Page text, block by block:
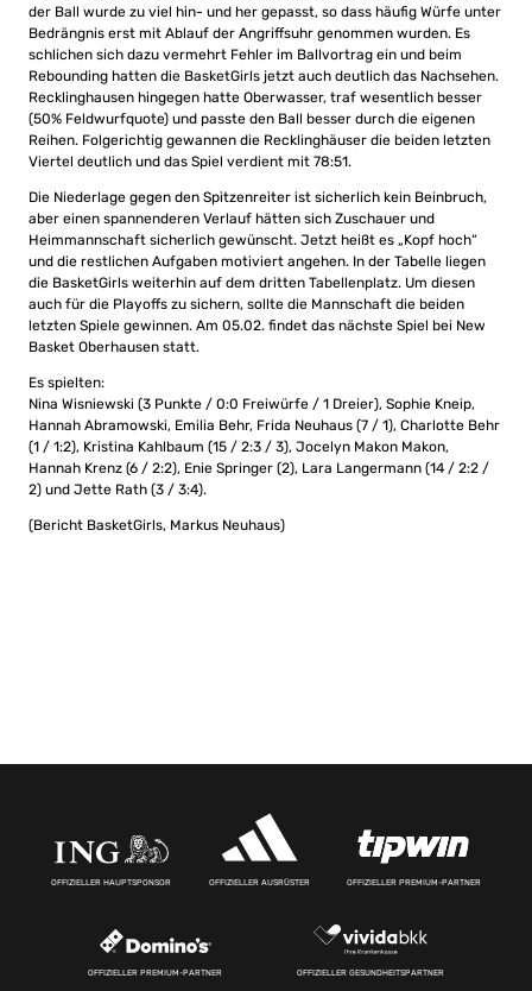
der Ball wurde zu viel hin- und her gepasst, so dass häufig Würfe unter
Bedrängnis erst mit Ablauf der Angriffsuhr genommen wurden. Es
schlichen sich dazu vermehrt Fehler im Ballvortrag ein und beim
Rebounding hatten die BasketGirls jetzt auch deutlich das Nachsehen.
Recklinghausen hingegen hatte Oberwasser, traf wesentlich besser
(50% Feldwurfquote) und passte den Ball besser durch die eigenen
Reihen. Folgerichtig gewannen die Recklinghäuser die beiden letzten
Viertel deutlich und das Spiel verdient mit 78:51.
Die Niederlage gegen den Spitzenreiter ist sicherlich kein Beinbruch,
aber einen spannenderen Verlauf hätten sich Zuschauer und
Heimmannschaft sicherlich gewünscht. Jetzt heißt es „Kopf hoch“
und die restlichen Aufgaben motiviert angehen. In der Tabelle liegen
die BasketGirls weiterhin auf dem dritten Tabellenplatz. Um diesen
auch für die Playoffs zu sichern, sollte die Mannschaft die beiden
letzten Spiele gewinnen. Am 05.02. findet das nächste Spiel bei New
Basket Oberhausen statt.
Es spielten:
Nina Wisniewski (3 Punkte / 0:0 Freiwürfe / 1 Dreier), Sophie Kneip,
Hannah Abramowski, Emilia Behr, Frida Neuhaus (7 / 1), Charlotte Behr
(1 / 1:2), Kristina Kahlbaum (15 / 2:3 / 3), Jocelyn Makon Makon,
Hannah Krenz (6 / 2:2), Enie Springer (2), Lara Langermann (14 / 2:2 /
2) und Jette Rath (3 / 3:4).
(Bericht BasketGirls, Markus Neuhaus)
OFFIZIELLER HAUPTSPONSOR OFFIZIELLER AUSRÜSTER OFFIZIELLER PREMIUM-PARTNER
OFFIZIELLER PREMIUM-PARTNER OFFIZIELLER GESUNDHEITSPARTNER